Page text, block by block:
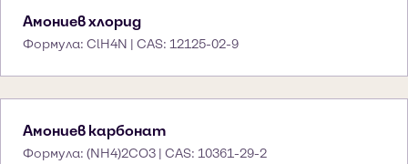
Амониев хлорид
Формула: ClH4N | CAS: 12125-02-9
Амониев карбонат
Формула: (NH4)2CO3 | CAS: 10361-29-2